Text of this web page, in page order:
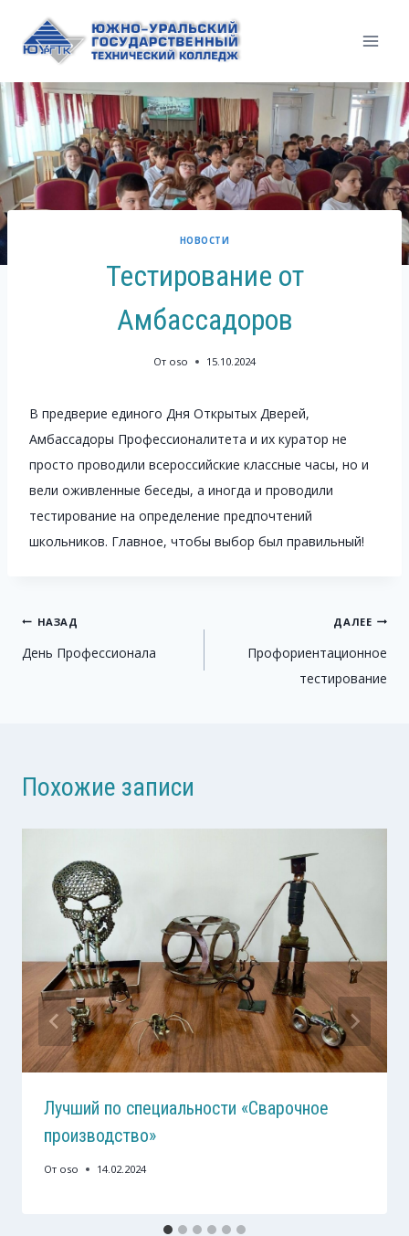
содержимому
НОВОСТИ
Тестирование от
Амбассадоров
От oso 15.10.2024
В предверие единого Дня Открытых Дверей,
Амбассадоры Профессионалитета и их куратор не
просто проводили всероссийские классные часы, но и
вели оживленные беседы, а иногда и проводили
тестирование на определение предпочтений
школьников. Главное, чтобы выбор был правильный!
Навигация
по
НАЗАД
День Профессионала
ДАЛЕЕ
Профориентационное
тестирование
Похожие записи
‍Лучший по специальности «Сварочное
производство»
От oso 14.02.2024